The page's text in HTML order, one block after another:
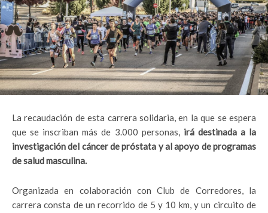
La recaudación de esta carrera solidaria, en la que se espera
que se inscriban más de 3.000 personas,irá destinada a la
investigación del cáncer de próstata y al apoyo de programas
de salud masculina.
Organizada en colaboración con Club de Corredores, la
carrera consta de un recorrido de 5 y 10 km, y un circuito de